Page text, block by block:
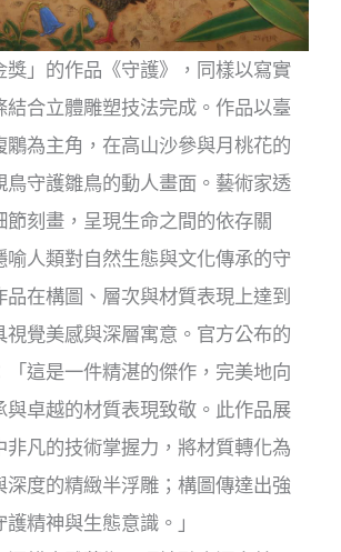
獎」的作品《守護》，同樣以寫實
結合立體雕塑技法完成。作品以臺
鷴為主角，在高山沙參與月桃花的
鳥守護雛鳥的動人畫面。藝術家透
節刻畫，呈現生命之間的依存關
喻人類對自然生態與文化傳承的守
品在構圖、層次與材質表現上達到
視覺美感與深層寓意。官方公布的
「這是一件精湛的傑作，完美地向
與卓越的材質表現致敬。此作品展
非凡的技術掌握力，將材質轉化為
深度的精緻半浮雕；構圖傳達出強
精神與生態意識。」